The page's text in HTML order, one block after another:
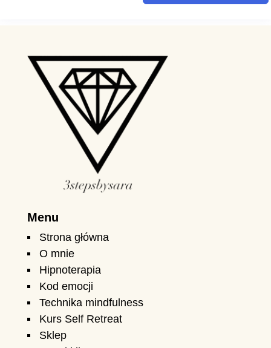
Menu
Strona główna
O mnie
Hipnoterapia
Kod emocji
Technika mindfulness
Kurs Self Retreat
Sklep